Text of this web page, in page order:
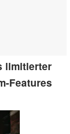
limitierter
Features